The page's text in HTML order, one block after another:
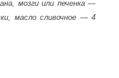
мозги или печенка —
масло сливочное — 4